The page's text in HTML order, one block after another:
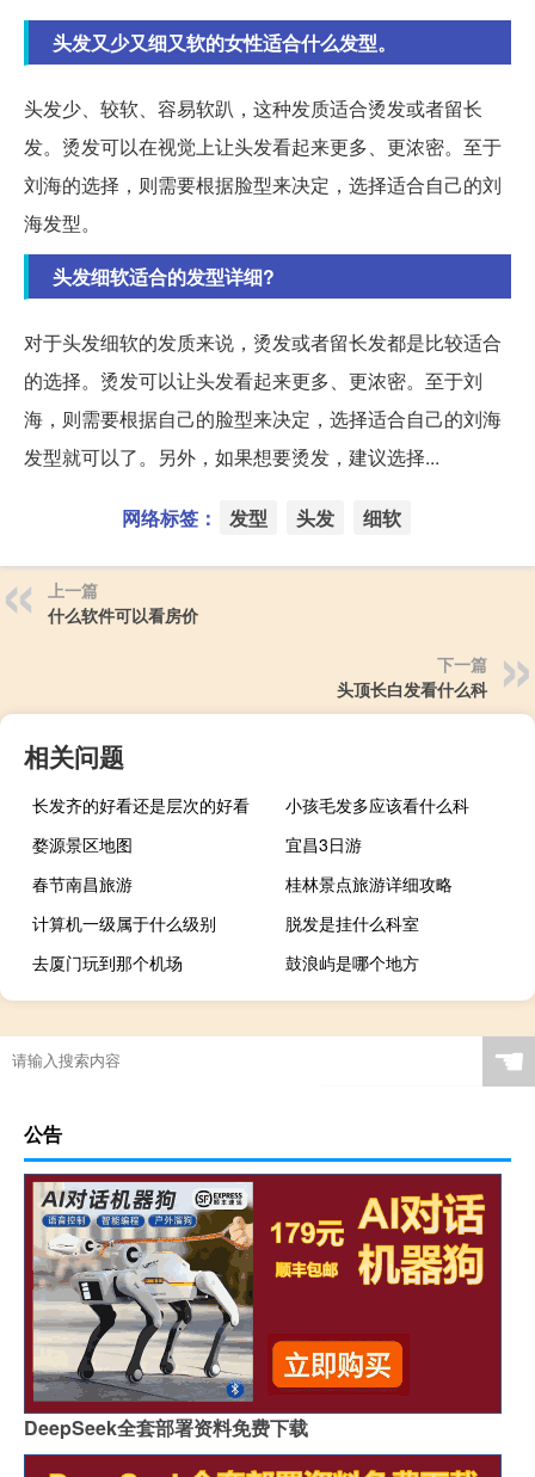
头发又少又细又软的女性适合什么发型。
头发少、较软、容易软趴，这种发质适合烫发或者留长
发。烫发可以在视觉上让头发看起来更多、更浓密。至于
刘海的选择，则需要根据脸型来决定，选择适合自己的刘
海发型。
头发细软适合的发型详细?
对于头发细软的发质来说，烫发或者留长发都是比较适合
的选择。烫发可以让头发看起来更多、更浓密。至于刘
海，则需要根据自己的脸型来决定，选择适合自己的刘海
发型就可以了。另外，如果想要烫发，建议选择...
网络标签： 发型 头发 细软
上一篇
什么软件可以看房价
下一篇
头顶长白发看什么科
相关问题
长发齐的好看还是层次的好看
小孩毛发多应该看什么科
婺源景区地图
宜昌3日游
春节南昌旅游
桂林景点旅游详细攻略
计算机一级属于什么级别
脱发是挂什么科室
去厦门玩到那个机场
鼓浪屿是哪个地方
☚
公告
DeepSeek全套部署资料免费下载